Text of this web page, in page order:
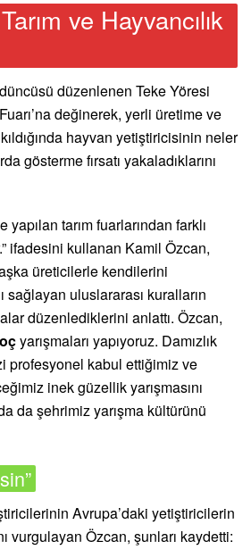
ve Hayvancılık
düzenlenen Teke Yöresi
değinerek, yerli üretime ve
hayvan yetiştiricisinin neler
gösterme fırsatı yakaladıklarını
yapılan tarım fuarlarından farklı
ifadesini kullanan Kamil Özcan,
üreticilerle kendilerini
sağlayan uluslararası kuralların
düzenlediklerini anlattı. Özcan,
yarışmaları yapıyoruz. Damızlık
profesyonel kabul ettiğimiz ve
inek güzellik yarışmasını
da şehrimiz yarışma kültürünü
Avrupa’daki yetiştiricilerin
vurgulayan Özcan, şunları kaydetti: